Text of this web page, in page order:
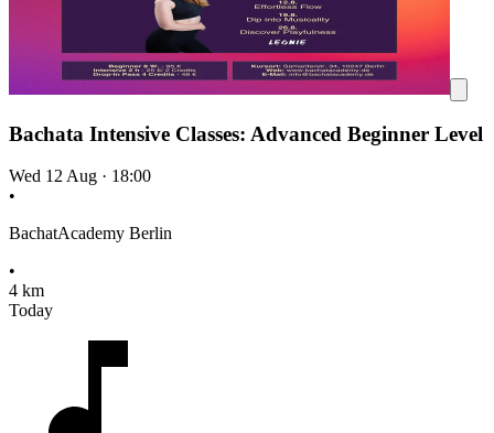
Bachata Intensive Classes: Advanced Beginner Level
Wed 12 Aug · 18:00
•
BachatAcademy Berlin
•
4 km
Today